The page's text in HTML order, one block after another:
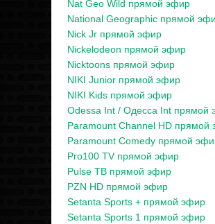
Nat Geo Wild прямой эфир
National Geographic прямой
Nick Jr прямой эфир
Nickelodeon прямой эфир
Nicktoons прямой эфир
NIKI Junior прямой эфир
NIKI Kids прямой эфир
Odessa Int / Одесса Int прямой
Paramount Channel HD прямой
Paramount Comedy прямой
Pro100 TV прямой эфир
Pulse ТВ прямой эфир
PZN HD прямой эфир
Setanta Sports + прямой эфир
Setanta Sports 1 прямой эфир